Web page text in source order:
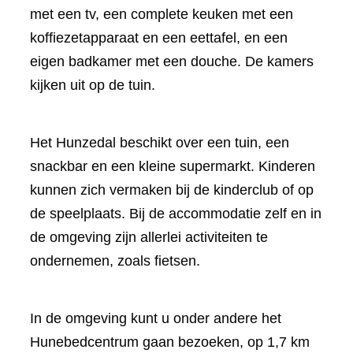
met een tv, een complete keuken met een
koffiezetapparaat en een eettafel, en een
eigen badkamer met een douche. De kamers
kijken uit op de tuin.
Het Hunzedal beschikt over een tuin, een
snackbar en een kleine supermarkt. Kinderen
kunnen zich vermaken bij de kinderclub of op
de speelplaats. Bij de accommodatie zelf en in
de omgeving zijn allerlei activiteiten te
ondernemen, zoals fietsen.
In de omgeving kunt u onder andere het
Hunebedcentrum gaan bezoeken, op 1,7 km